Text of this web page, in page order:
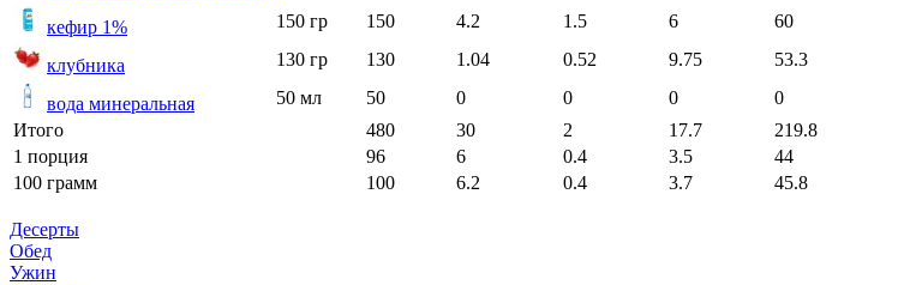
кефир 1% 150 гр 150 4.2 1.5 6 60
клубника 130 гр 130 1.04 0.52 9.75 53.3
вода минеральная 50 мл 50 0 0 0
0
Итого
480 30 2 17.7
219.8
1 порция
96 6 0.4 3.5
44
100 грамм
100 6.2 0.4 3.7 45.8
Десерты
Обед
Ужин